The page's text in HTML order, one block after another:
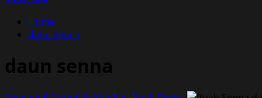
Home
daun senna
daun senna